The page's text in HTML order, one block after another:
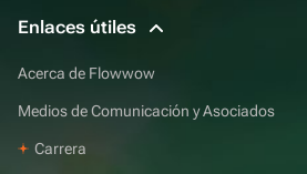
Enlaces útiles
Acerca de Flowwow
Medios de Comunicación y Asociados
Carrera